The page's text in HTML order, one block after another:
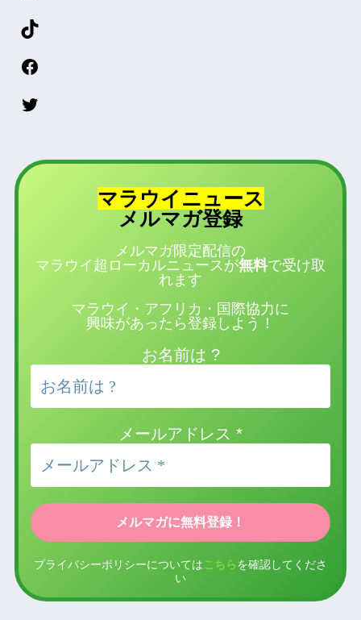
マラウイニュース
メルマガ登録
メルマガ限定配信の
マラウイ超ローカルニュースが無料で受け取
れます
マラウイ・アフリカ・国際協力に
興味があったら登録しよう！
お名前は ?
メールアドレス *
プライバシーポリシーについては こちら を確認してくださ
い